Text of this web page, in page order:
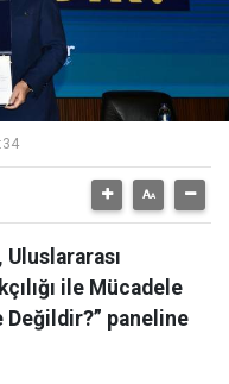
ile Mücadele
Değildir?” paneline